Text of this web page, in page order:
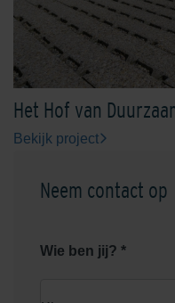
Het Hof van
Bekijk project
Neem contact op
Wie ben jij? *